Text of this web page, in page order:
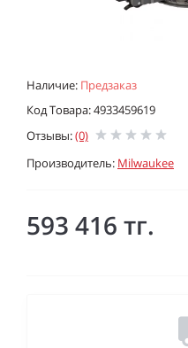
Наличие: Предзаказ
Код Товара: 4933459619
Отзывы:(0)
Производитель: Milwaukee
593 416 тг.